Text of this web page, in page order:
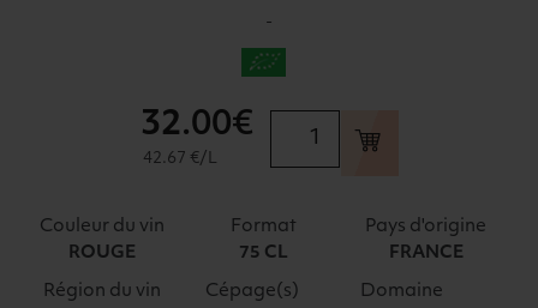
-
SAUMUR-
32.00€
42.67 €/L
Couleur du vin
ROUGE
Format
75 CL
Pays d'origine
FRANCE
Région du vin Cépage(s) Domaine